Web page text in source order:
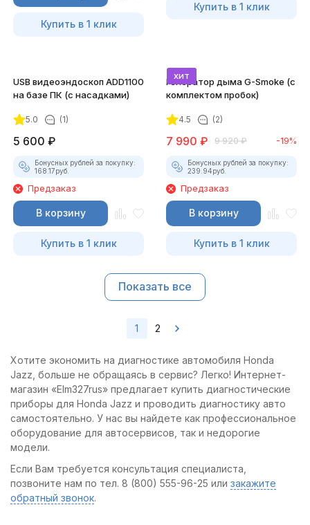
Купить в 1 клик
Купить в 1 клик
USB видеоэндоскоп ADD1100
на базе ПК (с насадками)
5.0 (1)
5 600 ₽
Бонусных рублей за покупку:
168.17руб.
Предзаказ
В корзину
Купить в 1 клик
хит
Генератор дыма G-Smoke (c
комплектом пробок)
4.5 (2)
7 990 ₽ 9 920 ₽ -19%
Бонусных рублей за покупку:
239.94руб.
Предзаказ
В корзину
Купить в 1 клик
Показать все
1 2
Хотите экономить на диагностике автомобиля Honda
Jazz, больше не обращаясь в сервис? Легко! Интернет-
магазин «Elm327rus» предлагает купить диагностические
приборы для Honda Jazz и проводить диагностику авто
самостоятельно. У нас вы найдете как профессиональное
оборудование для автосервисов, так и недорогие
модели.
Если Вам требуется консультация специалиста,
позвоните нам по тел. 8 (800) 555-96-25 или закажите
обратный звонок.